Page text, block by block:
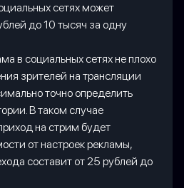
сетях может
до 10 тысяч за одну
в социальных сетях не плохо
зрителей на трансляции
точно определить
В таком случае
на стрим будет
от настроек рекламы,
составит от 25 рублей до